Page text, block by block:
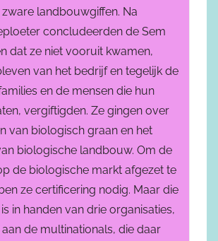
landbouwgiffen. Na
concludeerden de Sem
dat ze niet vooruit kwamen,
van het bedrijf en tegelijk de
en de mensen die hun
vergiftigden. Ze gingen over
van biologisch graan en het
biologische landbouw. Om de
de biologische markt afgezet te
ze certificering nodig. Maar die
in handen van drie organisaties,
de multinationals, die daar